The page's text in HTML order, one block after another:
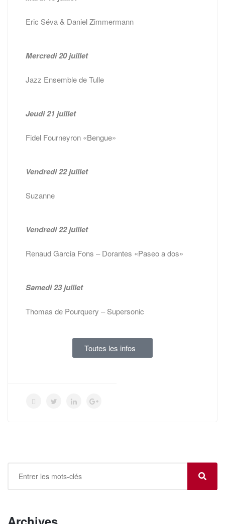
Eric Séva & Daniel Zimmermann
Mercredi 20 juillet
Jazz Ensemble de Tulle
Jeudi 21 juillet
Fidel Fourneyron «Bengue»
Vendredi 22 juillet
Suzanne
Vendredi 22 juillet
Renaud Garcia Fons – Dorantes «Paseo a dos»
Samedi 23 juillet
Thomas de Pourquery – Supersonic
Toutes les infos